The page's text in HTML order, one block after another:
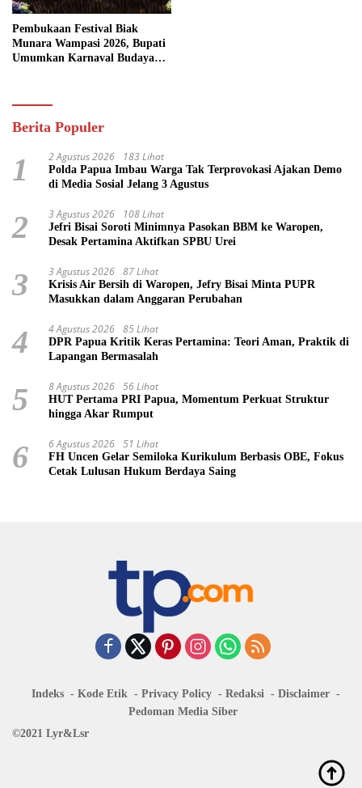
Pembukaan Festival Biak
Munara Wampasi 2026, Bupati
Umumkan Karnaval Budaya
Berita Populer
1 2 Agustus 2026 183 Lihat
Polda Papua Imbau Warga Tak Terprovokasi Ajakan Demo
di Media Sosial Jelang 3 Agustus
2 3 Agustus 2026 108 Lihat
Jefri Bisai Soroti Minimnya Pasokan BBM ke Waropen,
Desak Pertamina Aktifkan SPBU Urei
3 3 Agustus 2026 87 Lihat
Krisis Air Bersih di Waropen, Jefry Bisai Minta PUPR
Masukkan dalam Anggaran Perubahan
4 4 Agustus 2026 85 Lihat
DPR Papua Kritik Keras Pertamina: Teori Aman, Praktik di
Lapangan Bermasalah
5 8 Agustus 2026 56 Lihat
HUT Pertama PRI Papua, Momentum Perkuat Struktur
hingga Akar Rumput
6 6 Agustus 2026 51 Lihat
FH Uncen Gelar Semiloka Kurikulum Berbasis OBE, Fokus
Cetak Lulusan Hukum Berdaya Saing
Indeks Kode Etik Privacy Policy Redaksi
Disclaimer
Pedoman Media Siber
©2021 Lyr&Lsr